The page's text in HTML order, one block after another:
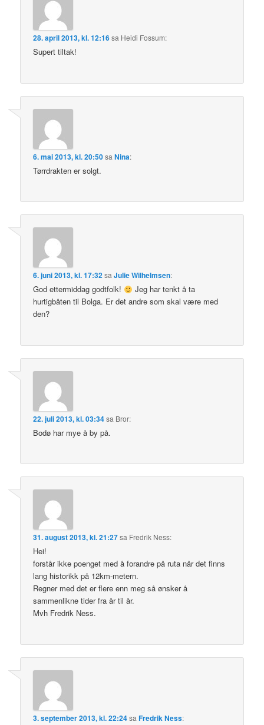
28. april 2013, kl. 12:16sa Heidi Fossum:
Supert tiltak!
6. mai 2013, kl. 20:50sa Nina:
Tørrdrakten er solgt.
6. juni 2013, kl. 17:32sa Julie Wilhelmsen:
God ettermiddag godtfolk!
Jeg har tenkt å ta
hurtigbåten til Bolga. Er det andre som skal være med
den?
22. juli 2013, kl. 03:34sa Bror:
Bodø har mye å by på.
31. august 2013, kl. 21:27sa Fredrik Ness:
Hei!
forstår ikke poenget med å forandre på ruta når det finns
lang historikk på 12km-metern.
Regner med det er flere enn meg så ønsker å
sammenlikne tider fra år til år.
Mvh Fredrik Ness.
3. september 2013, kl. 22:24sa Fredrik Ness: